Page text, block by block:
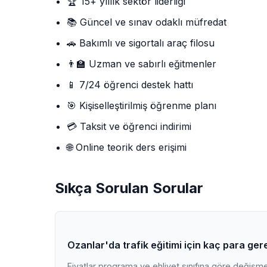
📚 Güncel ve sınav odaklı müfredat
🚗 Bakımlı ve sigortalı araç filosu
👨‍🏫 Uzman ve sabırlı eğitmenler
📱 7/24 öğrenci destek hattı
🎯 Kişiselleştirilmiş öğrenme planı
💳 Taksit ve öğrenci indirimi
🌐 Online teorik ders erişimi
Sıkça Sorulan Sorular
Ozanlar'da trafik eğitimi için kaç para